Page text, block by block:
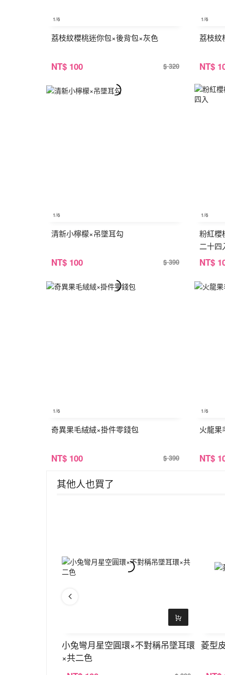
1/6
荔枝紋櫻桃迷你包×後背包×灰色
NT$ 100 $ 320
1/6
荔枝紋
NT$
1/6
清新小檸檬×吊墜耳勾
NT$ 100 $ 390
1/6
粉紅櫻
二十四
NT$
1/6
奇異果毛絨絨×掛件零錢包
NT$ 100 $ 390
1/6
火龍果
NT$
其他人也買了
小兔彎月星空圓環×不對稱吊墜耳環
×共二色
菱型